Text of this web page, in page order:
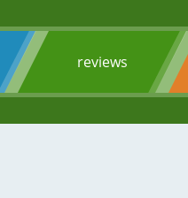
reviews